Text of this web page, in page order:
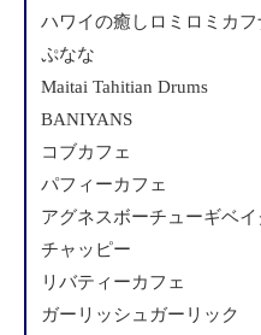
ハワイの癒しロミロミカ
ぷなな
Maitai Tahitian Drums
BANIYANS
コブカフェ
パフィーカフェ
アグネスボーチューギベ
チャッピー
リバティーカフェ
ガーリッシュガーリック